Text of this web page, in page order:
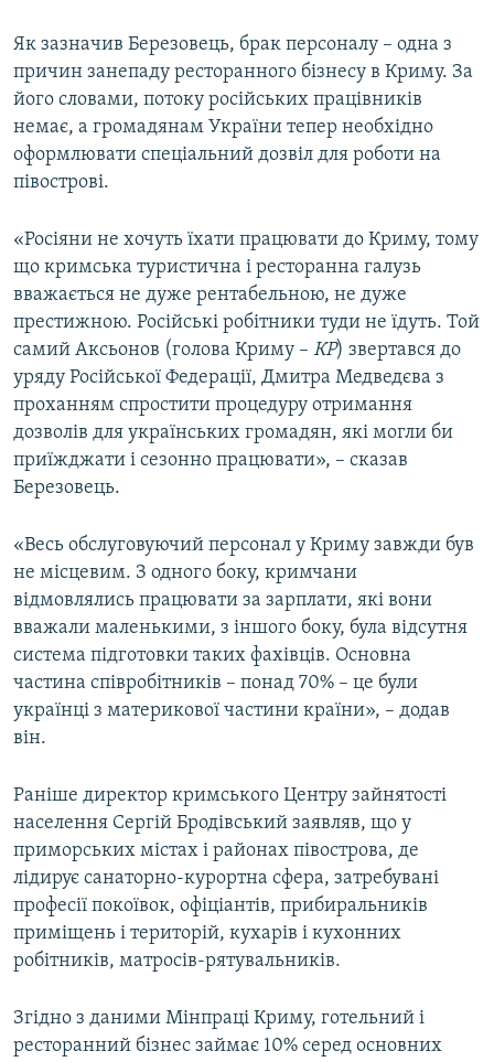
Як зазначив Березовець, брак персоналу – одна з
причин занепаду ресторанного бізнесу в Криму. За
його словами, потоку російських працівників
немає, а громадянам України тепер необхідно
оформлювати спеціальний дозвіл для роботи на
півострові.
«Росіяни не хочуть їхати працювати до Криму, тому
що кримська туристична і ресторанна галузь
вважається не дуже рентабельною, не дуже
престижною. Російські робітники туди не їдуть. Той
самий Аксьонов (голова Криму – КР) звертався до
уряду Російської Федерації, Дмитра Медведєва з
проханням спростити процедуру отримання
дозволів для українських громадян, які могли би
приїжджати і сезонно працювати», – сказав
Березовець.
«Весь обслуговуючий персонал у Криму завжди був
не місцевим. З одного боку, кримчани
відмовлялись працювати за зарплати, які вони
вважали маленькими, з іншого боку, була відсутня
система підготовки таких фахівців. Основна
частина співробітників – понад 70% – це були
українці з материкової частини країни», – додав
він.
Раніше директор кримського Центру зайнятості
населення Сергій Бродівський заявляв, що у
приморських містах і районах півострова, де
лідирує санаторно-курортна сфера, затребувані
професії покоївок, офіціантів, прибиральників
приміщень і територій, кухарів і кухонних
робітників, матросів-рятувальників.
Згідно з даними Мінпраці Криму, готельний і
ресторанний бізнес займає 10% серед основних